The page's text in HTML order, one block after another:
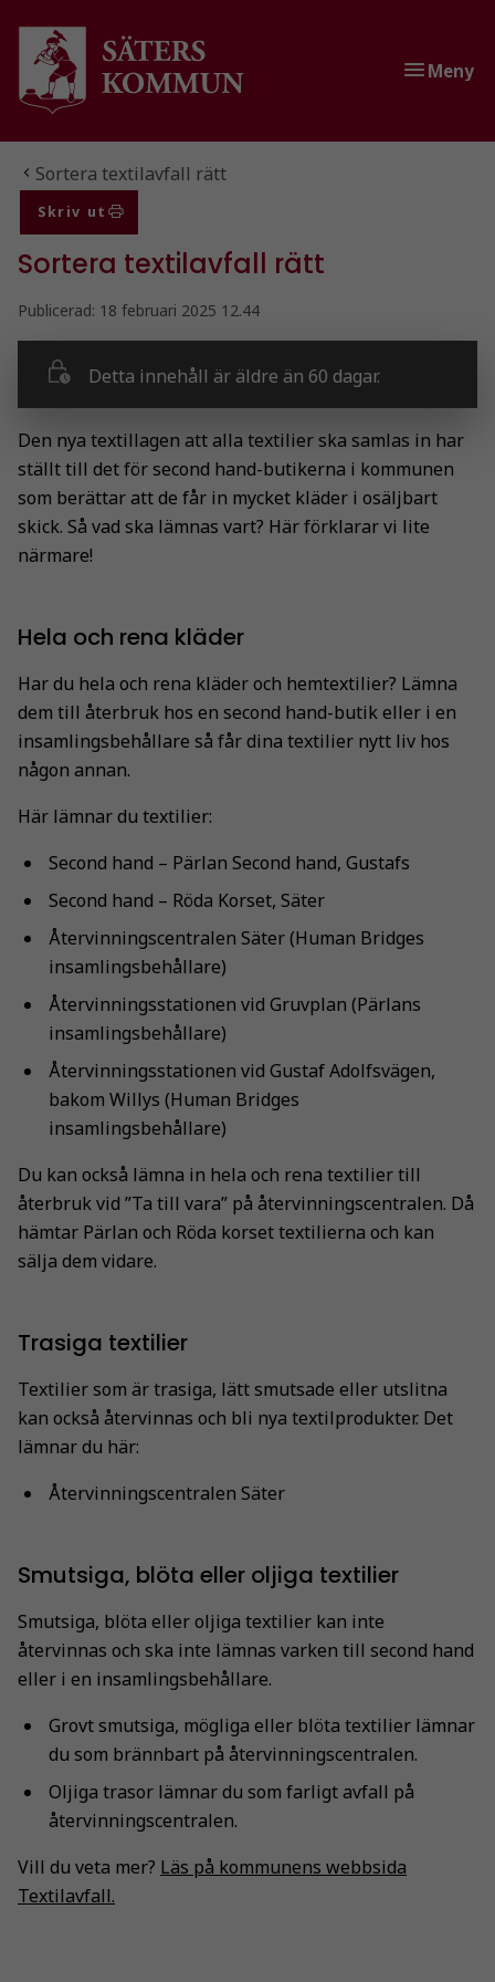
Gå till innehåll
Gå till huvudmeny
Meny
Du är här:
Sortera textilavfall rätt
Skriv ut
Sortera textilavfall rätt
Publicerad: 18 februari 2025 12.44
Detta innehåll är äldre än 60 dagar.
Den nya textillagen att alla textilier ska samlas in har
ställt till det för second hand-butikerna i kommunen
som berättar att de får in mycket kläder i osäljbart
skick. Så vad ska lämnas vart? Här förklarar vi lite
närmare!
Hela och rena kläder
Har du hela och rena kläder och hemtextilier? Lämna
dem till återbruk hos en second hand-butik eller i en
insamlingsbehållare så får dina textilier nytt liv hos
någon annan.
Här lämnar du textilier:
Second hand – Pärlan Second hand, Gustafs
Second hand – Röda Korset, Säter
Återvinningscentralen Säter (Human Bridges
insamlingsbehållare)
Återvinningsstationen vid Gruvplan (Pärlans
insamlingsbehållare)
Återvinningsstationen vid Gustaf Adolfsvägen,
bakom Willys (Human Bridges
insamlingsbehållare)
Du kan också lämna in hela och rena textilier till
återbruk vid ”Ta till vara” på återvinningscentralen. Då
hämtar Pärlan och Röda korset textilierna och kan
sälja dem vidare.
Trasiga textilier
Textilier som är trasiga, lätt smutsade eller utslitna
kan också återvinnas och bli nya textilprodukter. Det
lämnar du här:
Återvinningscentralen Säter
Smutsiga, blöta eller oljiga textilier
Smutsiga, blöta eller oljiga textilier kan inte
återvinnas och ska inte lämnas varken till second hand
eller i en insamlingsbehållare.
Grovt smutsiga, mögliga eller blöta textilier lämnar
du som brännbart på återvinningscentralen.
Oljiga trasor lämnar du som farligt avfall på
återvinningscentralen.
Vill du veta mer? Läs på kommunens webbsida
Textilavfall.